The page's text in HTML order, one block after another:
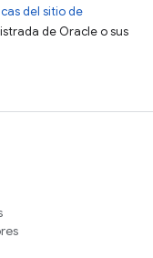
del sitio de
de Oracle o sus